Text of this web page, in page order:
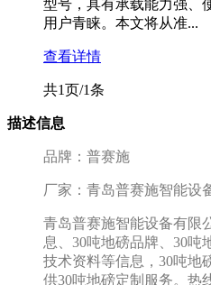
型号，具有承载能力强、
用户青睐。本文将从准...
查看详情
共1页/1条
描述信息
品牌：普赛施
厂家：青岛普赛施智能设
青岛普赛施智能设备有限
息、30吨地磅品牌、30吨
技术资料等信息，30吨地
供30吨地磅定制服务。热